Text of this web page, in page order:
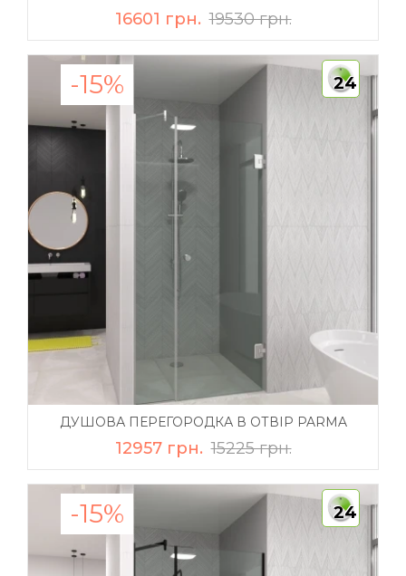
16601 грн. 19530 грн.
-15% 24
ДУШОВА ПЕРЕГОРОДКА В ОТВІР PARMA
12957 грн. 15225 грн.
-15% 24